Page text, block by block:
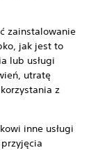
zainstalowanie
jak jest to
lub usługi
utratę
z
inne usługi